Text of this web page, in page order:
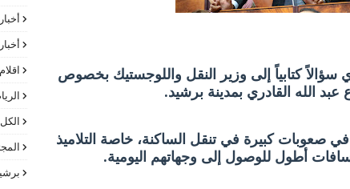
سؤالاً كتابياً إلى وزير النقل واللوجستيك بخصوص
الله القادري بمدينة برشيد.
صعوبات كبيرة في تنقل الساكنة، خاصة التلاميذ
أطول للوصول إلى وجهاتهم اليومية.
الكل